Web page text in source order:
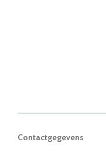
Contactgegevens